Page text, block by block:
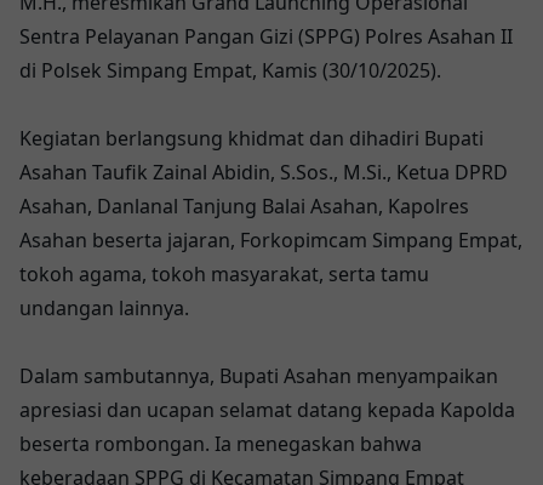
Sentra Pelayanan Pangan Gizi (SPPG) Polres Asahan II
di Polsek Simpang Empat, Kamis (30/10/2025).
Kegiatan berlangsung khidmat dan dihadiri Bupati
Asahan Taufik Zainal Abidin, S.Sos., M.Si., Ketua DPRD
Asahan, Danlanal Tanjung Balai Asahan, Kapolres
Asahan beserta jajaran, Forkopimcam Simpang Empat,
tokoh agama, tokoh masyarakat, serta tamu
undangan lainnya.
Dalam sambutannya, Bupati Asahan menyampaikan
apresiasi dan ucapan selamat datang kepada Kapolda
beserta rombongan. Ia menegaskan bahwa
keberadaan SPPG di Kecamatan Simpang Empat